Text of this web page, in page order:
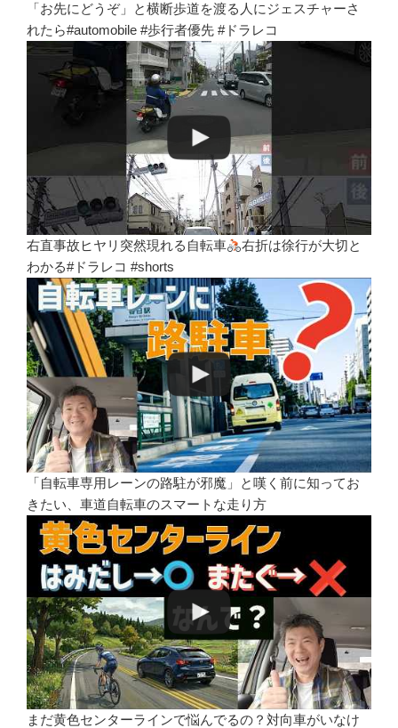
「お先にどうぞ」と横断歩道を渡る人にジェスチャーさ
れたら#automobile #歩行者優先 #ドラレコ
右直事故ヒヤリ突然現れる自転車
右折は徐行が大切と
わかる#ドラレコ #shorts
「自転車専用レーンの路駐が邪魔」と嘆く前に知ってお
きたい、車道自転車のスマートな走り方
まだ黄色センターラインで悩んでるの？対向車がいなけ